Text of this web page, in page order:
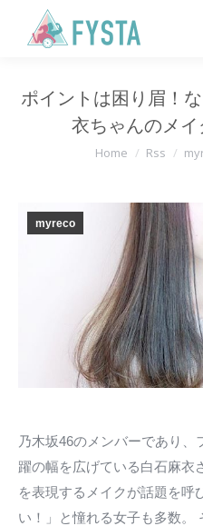
ポイントは困り眉！
衣ちゃんのメ
You are here:
Home Rss
myreco
乃木坂46のメンバーであり
躍の幅を広げている白石麻衣
を表現するメイクが話題を呼
い！」と憧れる女子も多数。